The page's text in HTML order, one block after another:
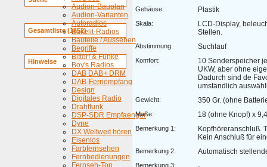
Audion-Bauplan
Audion-Varianten
Autoradios
Bakelit-Radios
Bauteile / Aussehen
Begriffe
Bittorf & Funke
Boy's Radios
DAB DAB+ DRM
DAB-Fernempfang
Design
Digitales Radio
Drahtfunk
DSP-SDR Empfaenger
Dyne
DX Weltweit hören
Eisenlos
Farbfernsehen
Fernbedienungen
Fernseh-Ton
Gesamtliste (1652)
Hinweise
Gehäuse: Plastik
Skala:
LCD-Display,
Stellen.
Abstimmung: Suchlauf
Komfort:
10 Senderspeicher
UKW, aber ohne
Dadurch sind de
umständlich
Gewicht: 350 Gr. (ohne
Maße: 18 (ohne Knopf) x
Bemerkung 1:
Kopfhöreranschluß.
Kein Anschluß für
Bemerkung 2: Automatisch
Bemerkung 3: